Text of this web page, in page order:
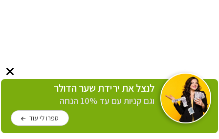
לנצל את ירידת שער הדולר
וגם קניות עם עד 10% הנחה
ספרו לי עוד